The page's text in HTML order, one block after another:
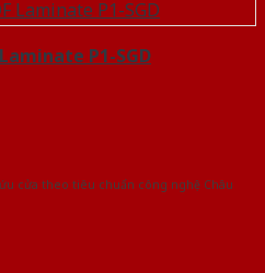
P1-SGD
cửa theo tiêu chuẩn công nghệ Châu